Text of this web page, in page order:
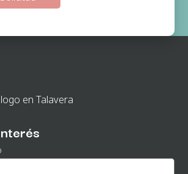
los derechos de acceso, rectificación, supresión,